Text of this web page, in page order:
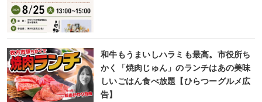
和牛もうまいしハラミも最高。市役所ち
かく「焼肉じゅん」のランチはあの美味
しいごはん食べ放題【ひらつーグルメ広
告】